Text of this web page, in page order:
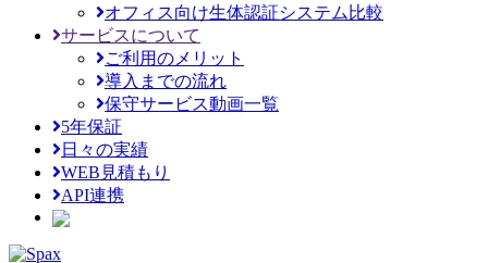
オフィス向け生体認証システム比較
サービスについて
ご利用のメリット
導入までの流れ
保守サービス動画一覧
5年保証
日々の実績
WEB見積もり
API連携